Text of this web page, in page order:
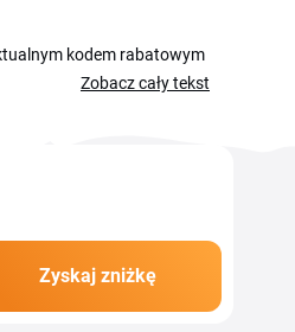
kodem rabatowym
i kupony 7mil zbierasz
Zobacz cały tekst
Zyskaj zniżkę